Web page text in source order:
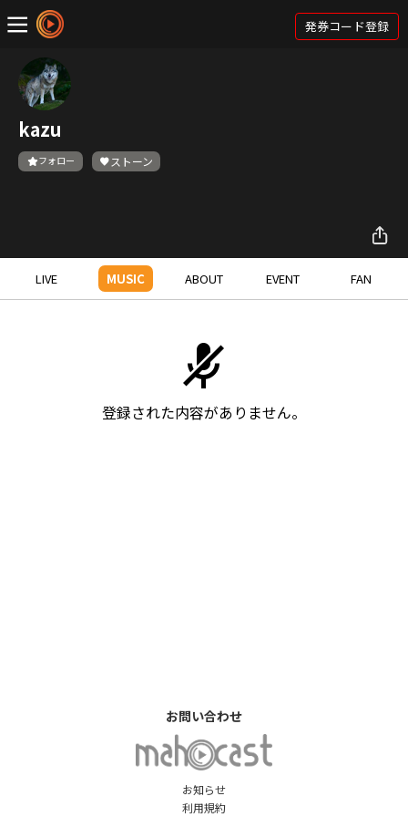
発券コード登録
kazu
フォロー ストーン
LIVE MUSIC ABOUT EVENT FAN
登録された内容がありません。
お知らせ
利用規約
お問い合わせ